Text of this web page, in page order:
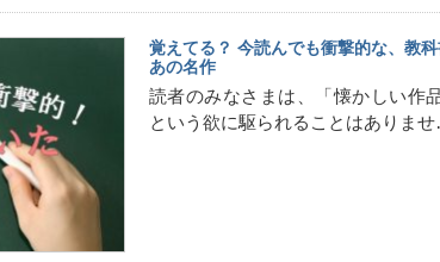
覚えてる？ 今読んでも衝撃的な、教
あの名作
読者のみなさまは、「懐かしい作
という欲に駆られることはありま